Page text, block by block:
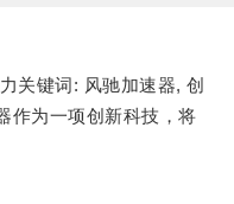
键词: 风驰加速器, 创
作为一项创新科技，将